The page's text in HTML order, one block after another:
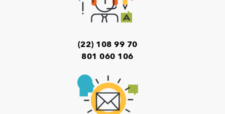
(22) 108 99 70
801 060 106